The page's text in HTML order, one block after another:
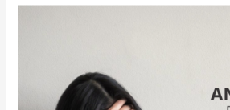
Reconheça